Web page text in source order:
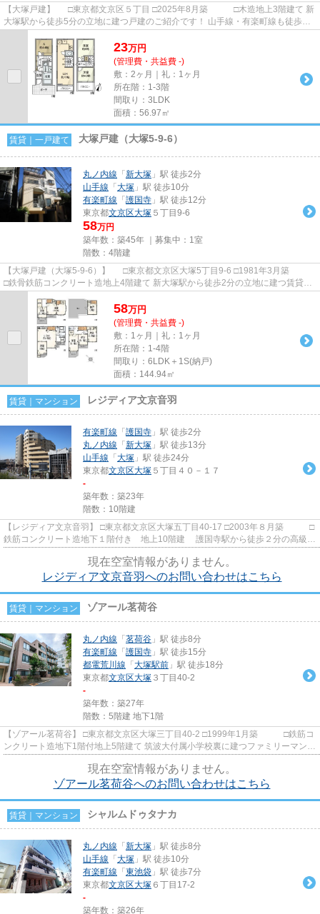
【大塚戸建】 □東京都文京区５丁目 □2025年8月築 □木造地上3階建て 新
大塚駅から徒歩5分の立地に建つ戸建のご紹介です！ 山手線・有楽町線も徒歩圏
23万円
(管理費・共益費 -)
敷：2ヶ月｜礼：1ヶ月
所在階：1-3階
間取り：3LDK
面積：56.97㎡
賃貸｜一戸建て 大塚戸建（大塚5-9-6）
丸ノ内線 「 新大塚 」駅 徒歩2分
山手線 「 大塚 」駅 徒歩10分
有楽町線 「 護国寺 」駅 徒歩12分
東京都文京区大塚 ５丁目9-6
58万円
築年数：築45年 ｜募集中： 1室
階数：4階建
【大塚戸建（大塚5-9-6）】 □東京都文京区大塚5丁目9-6 □1981年3月築
□鉄骨鉄筋コンクリート造地上4階建て 新大塚駅から徒歩2分の立地に建つ賃貸戸
58万円
(管理費・共益費 -)
敷：1ヶ月｜礼：1ヶ月
所在階：1-4階
間取り：6LDK＋1S(納戸)
面積：144.94㎡
賃貸｜マンション レジディア文京音羽
有楽町線 「 護国寺 」駅 徒歩2分
丸ノ内線 「 新大塚 」駅 徒歩13分
山手線 「 大塚 」駅 徒歩24分
東京都文京区大塚 ５丁目４０－１７
-
築年数：築23年
階数：10階建
【レジディア文京音羽】 □東京都文京区大塚五丁目40-17 □2003年８月築 □
鉄筋コンクリート造地下１階付き 地上10階建 護国寺駅から徒歩２分の高級賃
現在空室情報がありません。
レジディア文京音羽へのお問い合わせはこちら
賃貸｜マンション ゾアール茗荷谷
丸ノ内線 「 茗荷谷 」駅 徒歩8分
有楽町線 「 護国寺 」駅 徒歩15分
都電荒川線 「 大塚駅前 」駅 徒歩18分
東京都文京区大塚 ３丁目40-2
-
築年数：築27年
階数：5階建 地下1階
【ゾアール茗荷谷】 □東京都文京区大塚三丁目40-2 □1999年1月築 □鉄筋コ
ンクリート造地下1階付地上5階建て 筑波大付属小学校裏に建つファミリーマンシ
現在空室情報がありません。
ゾアール茗荷谷へのお問い合わせはこちら
賃貸｜マンション シャルムドゥタナカ
丸ノ内線 「 新大塚 」駅 徒歩8分
山手線 「 大塚 」駅 徒歩10分
有楽町線 「 東池袋 」駅 徒歩7分
東京都文京区大塚 ６丁目17-2
-
築年数：築26年